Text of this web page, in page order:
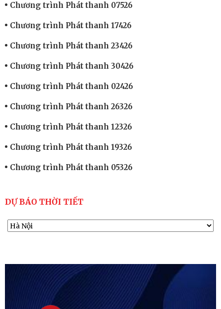
Chương trình Phát thanh 07526
Chương trình Phát thanh 17426
Chương trình Phát thanh 23426
Chương trình Phát thanh 30426
Chương trình Phát thanh 02426
Chương trình Phát thanh 26326
Chương trình Phát thanh 12326
Chương trình Phát thanh 19326
Chương trình Phát thanh 05326
DỰ BÁO THỜI TIẾT